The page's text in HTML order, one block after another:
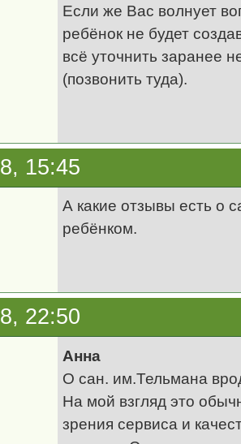
Если же Вас волнует
ребёнок не будет
всё уточнить заранее
(позвонить туда).
15:45
А какие отзывы есть о
ребёнком.
22:50
Анна
О сан. им.Тельмана
На мой взгляд это
зрения сервиса и